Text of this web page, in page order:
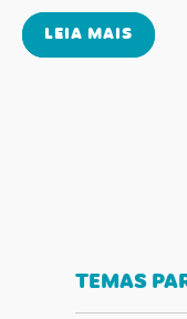
LEIA MAIS
TEMAS